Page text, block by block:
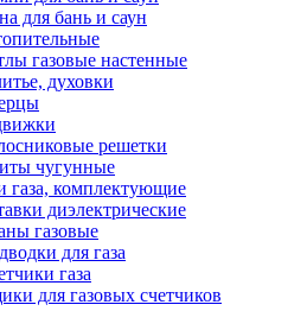
для бань и саун
газовые настенные
духовки
решетки
чугунные
газа, комплектующие
диэлектрические
газовые
для газа
газа
для газовых счетчиков